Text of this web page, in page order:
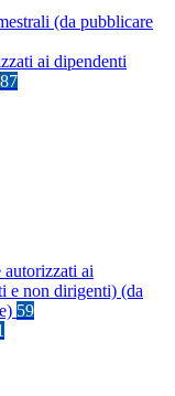
(da pubblicare
ai dipendenti
87
ai
e non dirigenti) (da
59